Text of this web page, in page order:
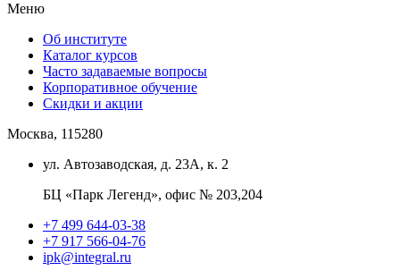
Меню
Об институте
Каталог курсов
Часто задаваемые вопросы
Корпоративное обучение
Скидки и акции
Москва, 115280
ул. Автозаводская, д. 23А, к. 2
БЦ «Парк Легенд», офис № 203,204
+7 499 644-03-38
+7 917 566-04-76
ipk@integral.ru